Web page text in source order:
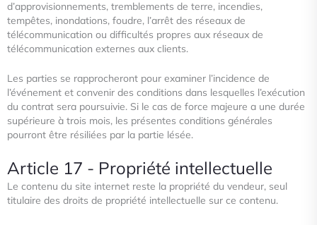
d’approvisionnements, tremblements de terre, incendies,
tempêtes, inondations, foudre, l’arrêt des réseaux de
télécommunication ou difficultés propres aux réseaux de
télécommunication externes aux clients.
Les parties se rapprocheront pour examiner l’incidence de
l’événement et convenir des conditions dans lesquelles l’exécution
du contrat sera poursuivie. Si le cas de force majeure a une durée
supérieure à trois mois, les présentes conditions générales
pourront être résiliées par la partie lésée.
Article 17 - Propriété intellectuelle
Le contenu du site internet reste la propriété du vendeur, seul
titulaire des droits de propriété intellectuelle sur ce contenu.